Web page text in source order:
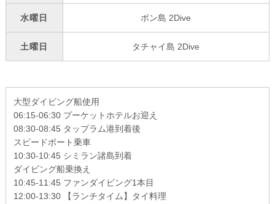
水曜日 ボン島 2Dive
土曜日 タチャイ島 2Dive
大型ダイビング船使用
06:15-06:30 プーケットホテルお迎え
08:30-08:45 タップラム港到着後
スピードボート乗車
10:30-10:45 シミラン諸島到着
ダイビング船乗換え
10:45-11:45 ファンダイビング1本目
12:00-13:30 【ランチタイム】タイ料理